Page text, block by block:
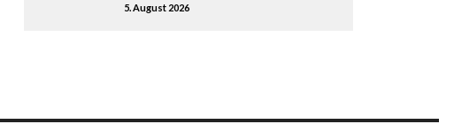
5. August 2026